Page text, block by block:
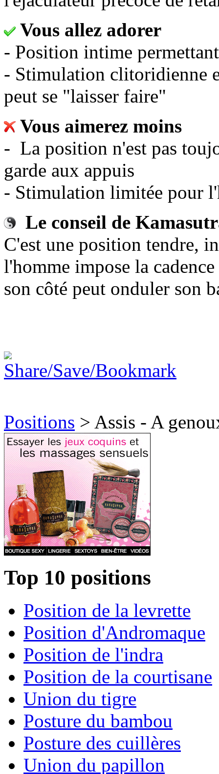
Vous allez adorer
- Position intime
- Stimulation clitoridienne
peut se "laisser faire"
Vous aimerez moins
- La position n'est pas
garde aux appuis
- Stimulation limitée pour
Le conseil de
C'est une position tendre,
l'homme impose la
son côté peut onduler son
Positions > Assis - A
Top 10 positions
Position de la levrette
Position d'Andromaque
Position de l'indra
Position de la courtisane
Union du tigre
Posture du bambou
Posture des cuillères
Union du papillon